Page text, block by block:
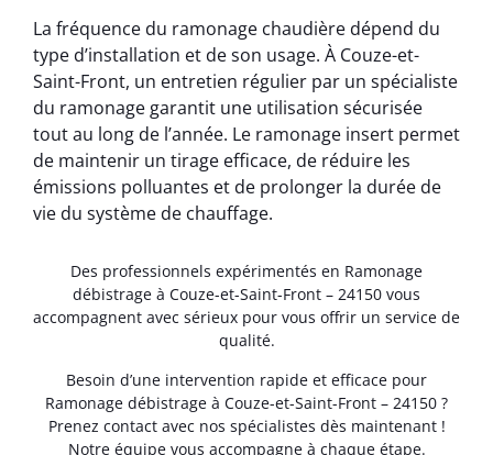
La fréquence du ramonage chaudière dépend du
type d’installation et de son usage. À Couze-et-
Saint-Front, un entretien régulier par un spécialiste
du ramonage garantit une utilisation sécurisée
tout au long de l’année. Le ramonage insert permet
de maintenir un tirage efficace, de réduire les
émissions polluantes et de prolonger la durée de
vie du système de chauffage.
Des professionnels expérimentés en Ramonage
débistrage à Couze-et-Saint-Front – 24150 vous
accompagnent avec sérieux pour vous offrir un service de
qualité.
Besoin d’une intervention rapide et efficace pour
Ramonage débistrage à Couze-et-Saint-Front – 24150 ?
Prenez contact avec nos spécialistes dès maintenant !
Notre équipe vous accompagne à chaque étape.